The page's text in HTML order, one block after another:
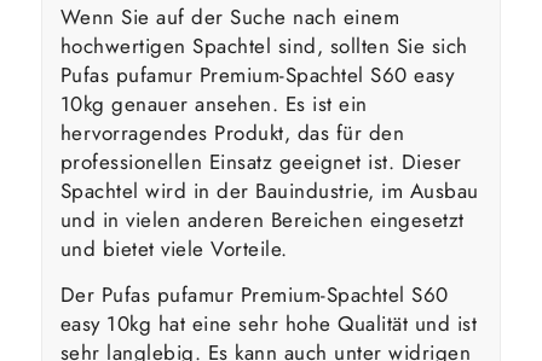
Wenn Sie auf der Suche nach einem
hochwertigen Spachtel sind, sollten Sie sich
Pufas pufamur Premium-Spachtel S60 easy
10kg genauer ansehen. Es ist ein
hervorragendes Produkt, das für den
professionellen Einsatz geeignet ist. Dieser
Spachtel wird in der Bauindustrie, im Ausbau
und in vielen anderen Bereichen eingesetzt
und bietet viele Vorteile.
Der Pufas pufamur Premium-Spachtel S60
easy 10kg hat eine sehr hohe Qualität und ist
sehr langlebig. Es kann auch unter widrigen